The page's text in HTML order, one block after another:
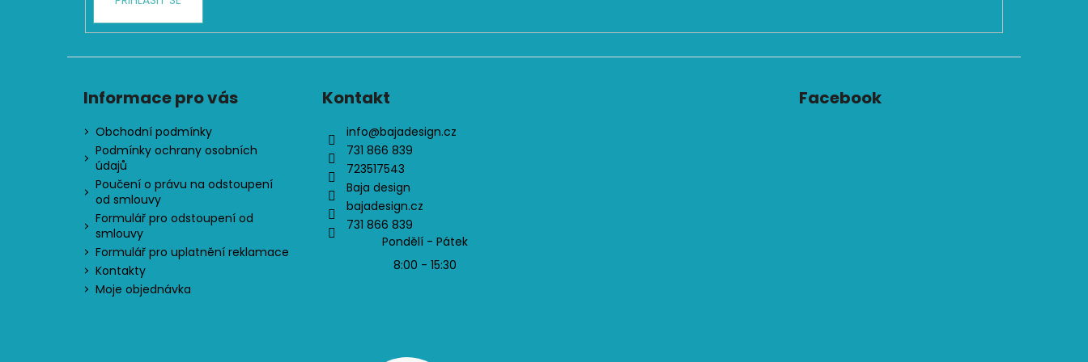
i
u
Informace pro vás
Obchodní podmínky
Podmínky ochrany osobních
údajů
Poučení o právu na odstoupení
od smlouvy
Formulář pro odstoupení od
smlouvy
Formulář pro uplatnění reklamace
Kontakty
Moje objednávka
Kontakt
info@bajadesign.cz
731 866 839
723517543
Baja design
bajadesign.cz
731 866 839
Pondělí - Pátek
8:00 - 15:30
Facebook